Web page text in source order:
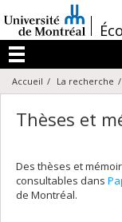
au
contenu
/
Menu
Accueil La recherche
Thèses et
Des thèses et
consultables dans
de Montréal.